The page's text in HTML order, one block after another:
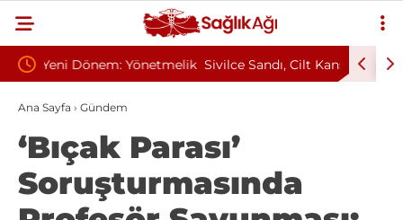
Sivilce Sandı, Cilt Kanseri Çıktı: Ameliyattan 60
Dikişle Uyandı
Baş
Ana Sayfa › Gündem
‘Bıçak Parası’
Soruşturmasında